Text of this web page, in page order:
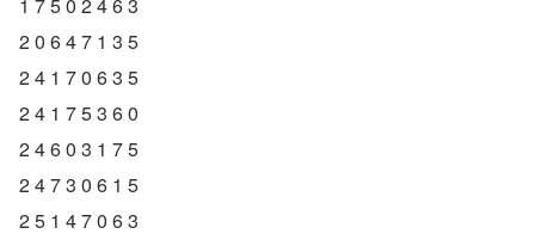
2 0 6 4 7 1 3 5
2 4 1 7 0 6 3 5
2 4 1 7 5 3 6 0
2 4 6 0 3 1 7 5
2 4 7 3 0 6 1 5
2 5 1 4 7 0 6 3